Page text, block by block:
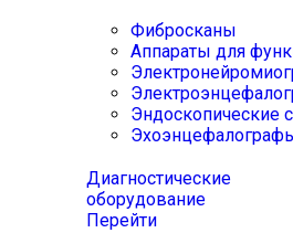
Фибросканы
Аппараты для
Эндоскопические
Диагностические
оборудование
Перейти